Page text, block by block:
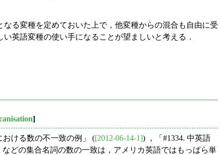
る変種を定めておいた上で，他変種からの混合も自由に受
英語変種の使い手になることが望ましいと考える．
]
おける数の不一致の例」 ([2012-06-14-1]) ，「#1334. 中英語
などの集合名詞の数の一致は，アメリカ英語ではもっぱら単